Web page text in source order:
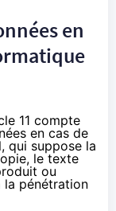
en
11 compte
en cas de
qui suppose la
le texte
ou
la pénétration